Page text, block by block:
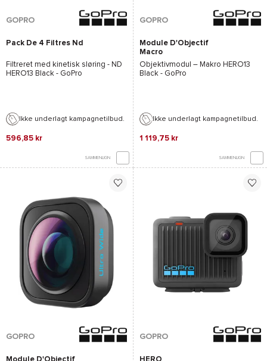
GOPRO
Pack De 4 Filtres Nd
Filtreret med kinetisk sløring - ND
HERO13 Black - GoPro
Ikke underlagt kampagnetilbud.
596,85 kr
SAMMENLIGN
GOPRO
Module D'Objectif
Macro
Objektivmodul – Makro HERO13
Black - GoPro
Ikke underlagt kampagnetilbud.
1 119,75 kr
SAMMENLIGN
GOPRO GOPRO